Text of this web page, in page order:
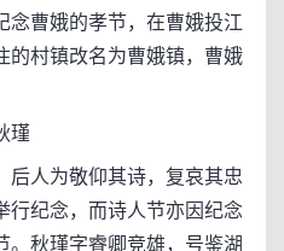
念曹娥的孝节，在曹娥投江
的村镇改名为曹娥镇，曹娥
瑾
人为敬仰其诗，复哀其忠
行纪念，而诗人节亦因纪念
。秋瑾字睿卿竞雄，号鉴湖